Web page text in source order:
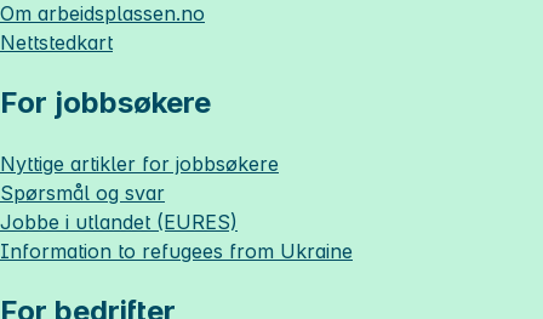
Om arbeidsplassen.no
Nettstedkart
For jobbsøkere
Nyttige artikler for jobbsøkere
Spørsmål og svar
Jobbe i utlandet (EURES)
Information to refugees from Ukraine
For bedrifter